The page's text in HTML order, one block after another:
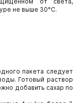
не выше 30°С.
пакета следует
Готовый раствор
добавить сахар по